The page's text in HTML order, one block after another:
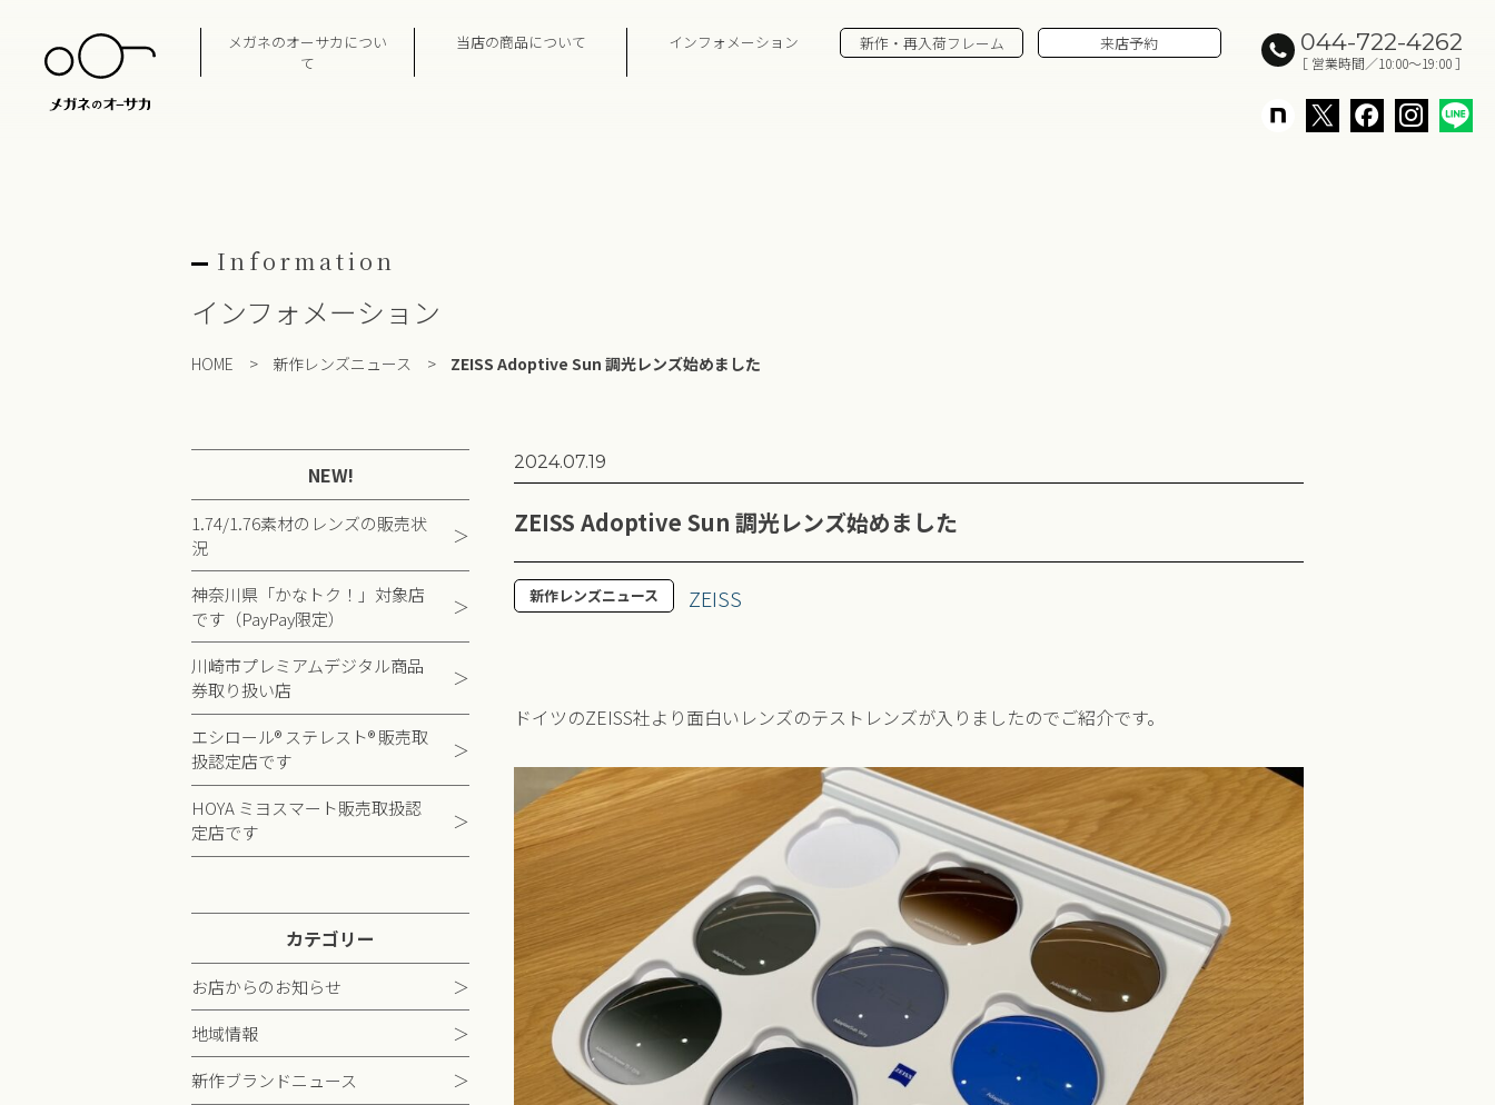
content
メガネのオーサカについ
て
当店の商品について インフォメーション 新作・再入荷フレーム 来店予約 044-722-4262
［ 営業時間／10:00～19:00 ］
Information
インフォメーション
HOME > 新作レンズニュース > ZEISS Adoptive Sun 調光レンズ始めました
NEW!
1.74/1.76素材のレンズの販売状
況
神奈川県「かなトク！」対象店
です（PayPay限定）
川崎市プレミアムデジタル商品
券取り扱い店
エシロール® ステレスト® 販売取
扱認定店です
HOYA ミヨスマート販売取扱認
定店です
カテゴリー
お店からのお知らせ
地域情報
新作ブランドニュース
2024.07.19
ZEISS Adoptive Sun 調光レンズ始めました
新作レンズニュース ZEISS
ドイツのZEISS社より面白いレンズのテストレンズが入りましたのでご紹介です。